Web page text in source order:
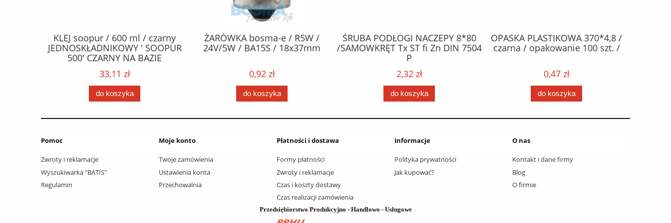
KLEJ soopur / 600 ml / czarny
JEDNOSKŁADNIKOWY ' SOOPUR
500' CZARNY NA BAZIE
POLIURETANU/ kolor - czarny /
karton 20 szt. / pistolet do kleju
307730 /
33,11 zł
do koszyka
ŻARÓWKA bosma-e / R5W /
24V/5W / BA15S / 18x37mm
0,92 zł
do koszyka
ŚRUBA PODŁOGI NACZEPY 8*80
/SAMOWKRĘT Tx ST fi Zn DIN 7504
P
2,32 zł
do koszyka
OPASKA PLASTIKOWA 370*4,8 /
czarna / opakowanie 100 szt. /
0,47 zł
do koszyka
Pomoc
Zwroty i reklamacje
Wyszukiwarka "BATIS"
Regulamin
Moje konto
Twoje zamówienia
Ustawienia konta
Przechowalnia
Płatności i dostawa
Formy płatności
Zwroty i reklamacje
Czas i koszty dostawy
Czas realizacji zamówienia
Informacje
Polityka prywatności
Jak kupować?
O nas
Kontakt i dane firmy
Blog
O firmie
Przedsiębiorstwo Produkcyjno - Handlowo - Usługowe